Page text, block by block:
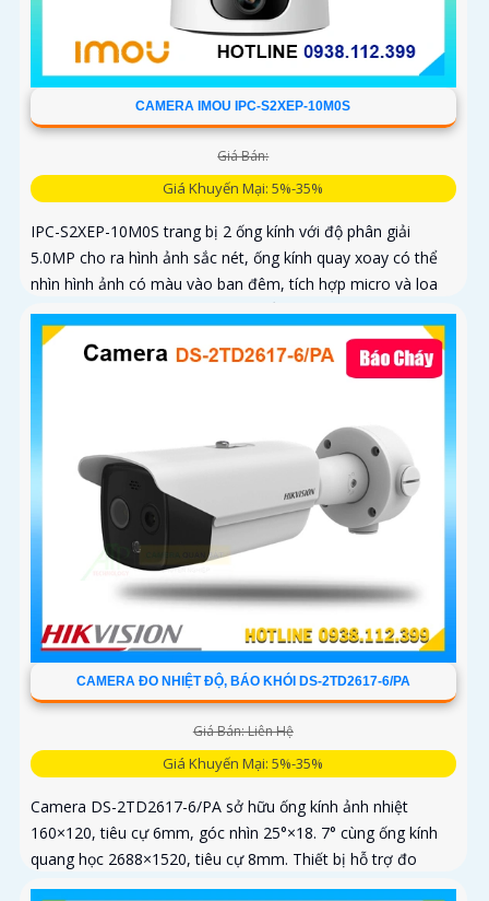
CAMERA IMOU IPC-S2XEP-10M0S
Giá Bán:
Giá Khuyến Mại: 5%-35%
IPC-S2XEP-10M0S trang bị 2 ống kính với độ phân giải
5.0MP cho ra hình ảnh sắc nét, ống kính quay xoay có thể
nhìn hình ảnh có màu vào ban đêm, tích hợp micro và loa
giúp đàm thoại 2 chiều, trang bị cổng LAN cắm mạng trực
tiếp nâng cao độ ổn định
CAMERA ĐO NHIỆT ĐỘ, BÁO KHÓI DS-2TD2617-6/PA
Giá Bán: Liên Hệ
Giá Khuyến Mại: 5%-35%
Camera DS-2TD2617-6/PA sở hữu ống kính ảnh nhiệt
160×120, tiêu cự 6mm, góc nhìn 25°×18. 7° cùng ống kính
quang học 2688×1520, tiêu cự 8mm. Thiết bị hỗ trợ đo
nhiệt độ trong...